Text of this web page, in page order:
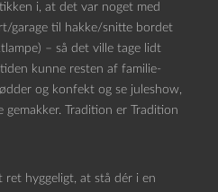
i, at det var noget med
garage til hakke/snitte bordet
– så det ville tage lidt
kunne resten af familie-
og konfekt og se juleshow,
Tradition er Tradition
ret hyggeligt, at stå dér i en